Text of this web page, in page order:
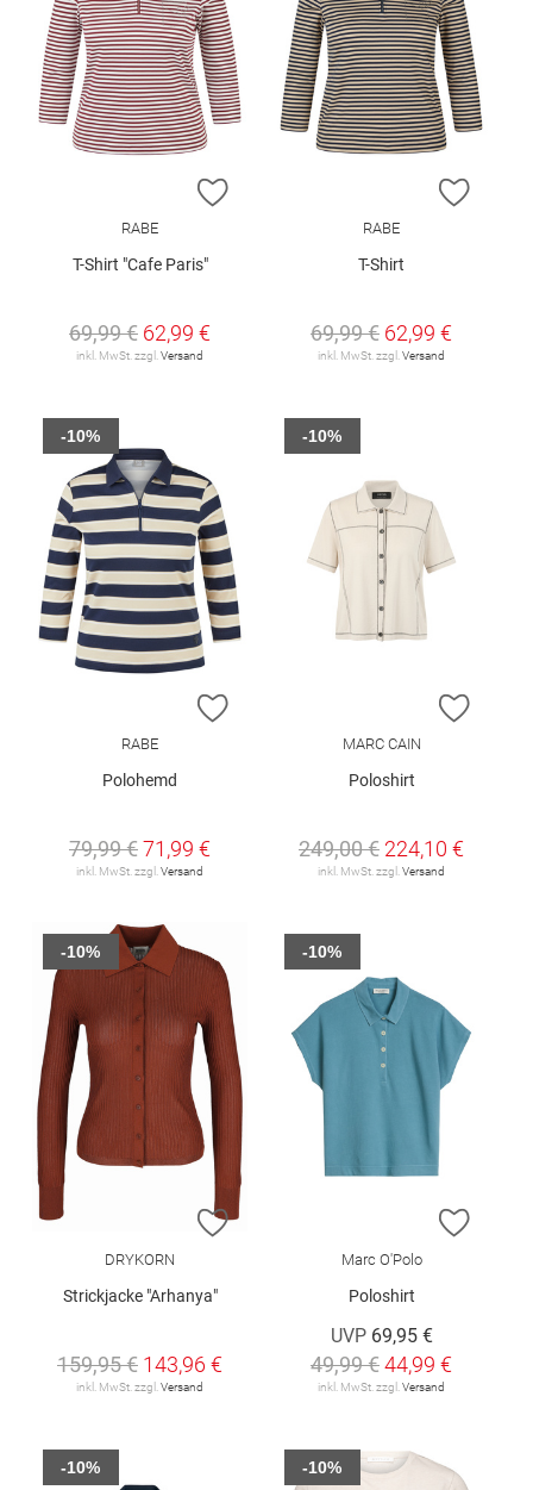
ZUR WUNSCHLISTE HINZUFÜGEN
RABE
T-Shirt "Cafe Paris"
69,99 € 62,99 €
inkl. MwSt. zzgl. Versand
ZUR
RABE
T-Shirt
69,99 € 62,99 €
inkl. MwSt. zzgl. Versand
ZUR WUNSCHLISTE HINZUFÜGEN
RABE
Polohemd
79,99 €71,99 €
inkl. MwSt. zzgl. Versand
-10%
ZUR
MARC CAIN
Poloshirt
249,00 € 224,10 €
inkl. MwSt. zzgl. Versand
-10%
ZUR WUNSCHLISTE HINZUFÜGEN
DRYKORN
Strickjacke "Arhanya"
159,95 € 143,96 €
inkl. MwSt. zzgl. Versand
-10%
ZUR
Marc O'Polo
Poloshirt
UVP 69,95 €
49,99 €44,99 €
inkl. MwSt. zzgl. Versand
-10%
-10% -10%